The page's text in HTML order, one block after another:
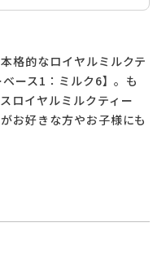
格的なロイヤルミルクテ
ース1：ミルク6】。も
ロイヤルミルクティー
お好きな方やお子様にも